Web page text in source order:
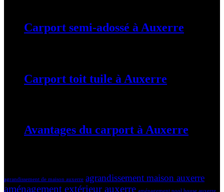
Carport semi-adossé à Auxerre
Carport toit tuile à Auxerre
Avantages du carport à Auxerre
agrandissement de maison auxerre agrandissement maison auxerre
aménagement extérieur auxerre